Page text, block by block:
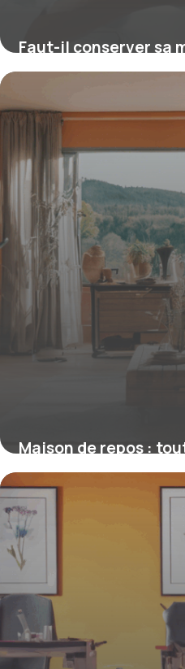
Faut-il conserver sa
EHPAD ? Conseils
16 juin 2026
Maison de repos :
prise en charge par
16 juin 2026